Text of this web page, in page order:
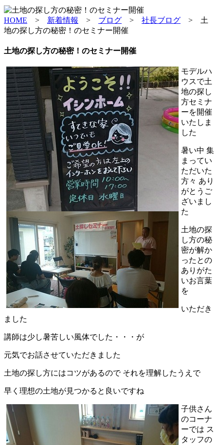
HOME > 新着情報 > ブログ > 社長ブログ > 土
地の探し方の秘密！のセミナー開催
土地の探し方の秘密！のセミナー開催
モデルハ
ウスで土
地の探し
方セミナ
ーを開催
いたしま
した
暑い中 集
まってい
ただいた
方々 あり
がとうご
ざいまし
た
土地の探
し方の秘
密が解か
ったとの
ありがた
いお言葉
を
いただき
ました
講師は少し暑苦しい風体でした・・・が
元気でお話させていただきました
土地の探し方にはコツがあるので それを理解したうえで
早く理想の土地が見つかると良いですね
子供さん
のコーナ
ーでは ス
タッフの